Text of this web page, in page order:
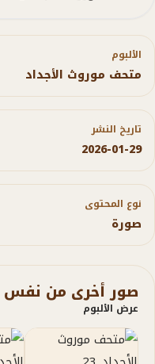
الألبوم
متحف موروث الأجداد
تاريخ النشر
2026-01-29
نوع المحتوى
صورة
صور أخرى من نفس
عرض الألبوم